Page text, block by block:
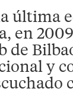
última
en
de
y